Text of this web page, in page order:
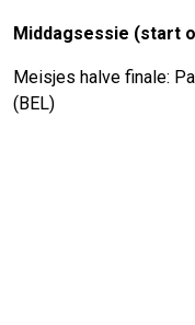
Middagsessie (start
Meisjes halve finale:
(BEL)